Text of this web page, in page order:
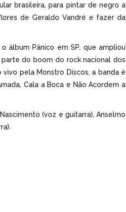
brasileira, para pintar de negro a
de Geraldo Vandré e fazer da
álbum Pânico em SP, que ampliou
do boom do rock nacional dos
vivo pela Monstro Discos, a banda é
Cala a Boca e Não Acordem a
(voz e guitarra), Anselmo